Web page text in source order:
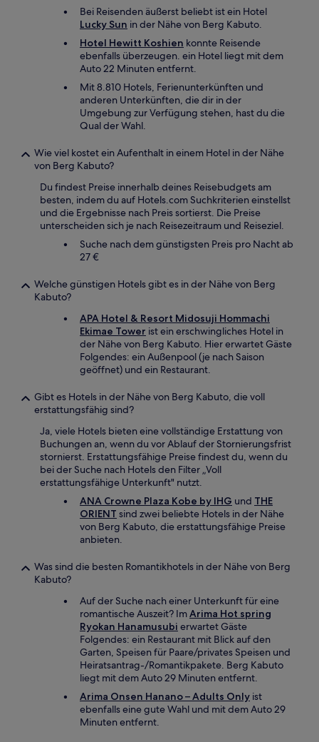
Bei Reisenden äußerst beliebt ist ein Hotel
Lucky Sun in der Nähe von Berg Kabuto.
Hotel Hewitt Koshien konnte Reisende
ebenfalls überzeugen. ein Hotel liegt mit dem
Auto 22 Minuten entfernt.
Mit 8.810 Hotels, Ferienunterkünften und
anderen Unterkünften, die dir in der
Umgebung zur Verfügung stehen, hast du die
Qual der Wahl.
Wie viel kostet ein Aufenthalt in einem Hotel in der Nähe
von Berg Kabuto?
Du findest Preise innerhalb deines Reisebudgets am
besten, indem du auf Hotels.com Suchkriterien einstellst
und die Ergebnisse nach Preis sortierst. Die Preise
unterscheiden sich je nach Reisezeitraum und Reiseziel.
Suche nach dem günstigsten Preis pro Nacht ab
27 €
Welche günstigen Hotels gibt es in der Nähe von Berg
Kabuto?
APA Hotel & Resort Midosuji Hommachi
Ekimae Tower ist ein erschwingliches Hotel in
der Nähe von Berg Kabuto. Hier erwartet Gäste
Folgendes: ein Außenpool (je nach Saison
geöffnet) und ein Restaurant.
Gibt es Hotels in der Nähe von Berg Kabuto, die voll
erstattungsfähig sind?
Ja, viele Hotels bieten eine vollständige Erstattung von
Buchungen an, wenn du vor Ablauf der Stornierungsfrist
stornierst. Erstattungsfähige Preise findest du, wenn du
bei der Suche nach Hotels den Filter „Voll
erstattungsfähige Unterkunft" nutzt.
ANA Crowne Plaza Kobe by IHG und THE
ORIENT sind zwei beliebte Hotels in der Nähe
von Berg Kabuto, die erstattungsfähige Preise
anbieten.
Was sind die besten Romantikhotels in der Nähe von Berg
Kabuto?
Auf der Suche nach einer Unterkunft für eine
romantische Auszeit? ImArima Hot spring
Ryokan Hanamusubi erwartet Gäste
Folgendes: ein Restaurant mit Blick auf den
Garten, Speisen für Paare/privates Speisen und
Heiratsantrag-/Romantikpakete. Berg Kabuto
liegt mit dem Auto 29 Minuten entfernt.
Arima Onsen Hanano – Adults Only ist
ebenfalls eine gute Wahl und mit dem Auto 29
Minuten entfernt.